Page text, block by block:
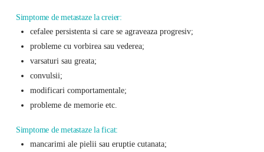
Simptome de metastaze la creier:
cefalee persistenta si care se agraveaza progresiv;
probleme cu vorbirea sau vederea;
varsaturi sau greata;
convulsii;
modificari comportamentale;
probleme de memorie etc.
Simptome de metastaze la ficat:
mancarimi ale pielii sau eruptie cutanata;